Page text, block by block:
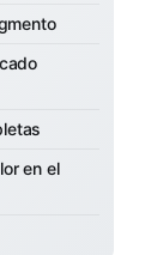
en el